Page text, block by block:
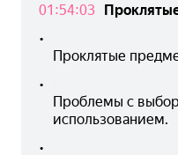
01:54:03
Проклятые
Проблемы с
использованием.